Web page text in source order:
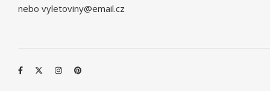
nebo vyletoviny@email.cz